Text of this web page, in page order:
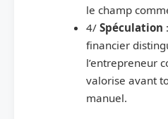
le champ
4/ Spéculation
financier
l’entrepreneur
valorise avant
manuel.